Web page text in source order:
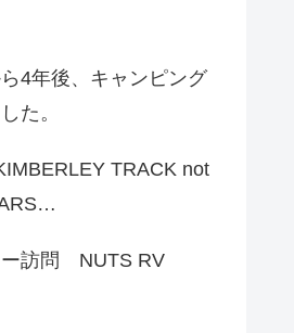
ら4年後、キャンピング
た。
TRACK not
ー訪問 NUTS RV